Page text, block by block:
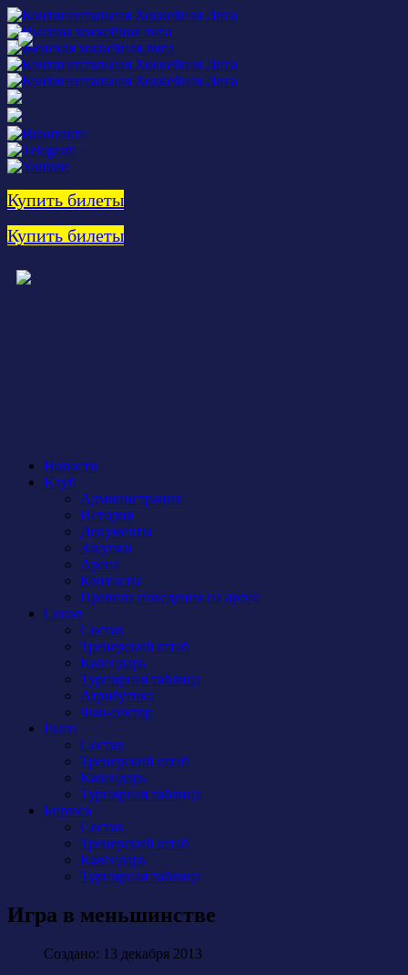
Купить билеты
Купить билеты
Новости
Клуб
Администрация
История
Документы
Закупки
Арена
Контакты
Правила поведения на арене
Сокол
Состав
Тренерский штаб
Календарь
Турнирная таблица
Атрибутика
Фан-сектор
Рыси
Состав
Тренерский штаб
Календарь
Турнирная таблица
Бирюса
Состав
Тренерский штаб
Календарь
Турнирная таблица
Игра в меньшинстве
Создано: 13 декабря 2013